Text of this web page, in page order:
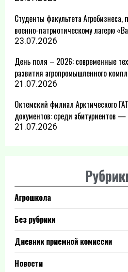
Студенты факультета Агробизнеса,
военно-патриотическому лагерю
23.07.2026
День поля – 2026: современные
развития агропромышленного
21.07.2026
Октемский филиал Арктического
документов: среди абитуриентов
21.07.2026
Агрошкола
Без рубрики
Дневник приемной комиссии
Новости